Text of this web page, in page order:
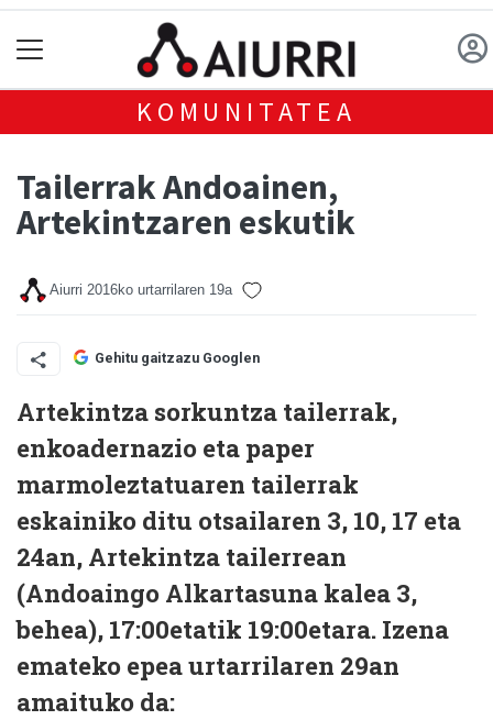
KOMUNITATEA
Tailerrak Andoainen,
Artekintzaren eskutik
Aiurri 2016ko urtarrilaren 19a
Gehitu gaitzazu Googlen
Artekintza sorkuntza tailerrak,
enkoadernazio eta paper
marmoleztatuaren tailerrak
eskainiko ditu otsailaren 3, 10, 17 eta
24an, Artekintza tailerrean
(Andoaingo Alkartasuna kalea 3,
behea), 17:00etatik 19:00etara. Izena
emateko epea urtarrilaren 29an
amaituko da: